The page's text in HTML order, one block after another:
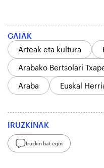
GAIAK
Arteak eta kultura
Arabako Bertsolari
Araba
Euskal
IRUZKINAK
Iruzkin bat egin